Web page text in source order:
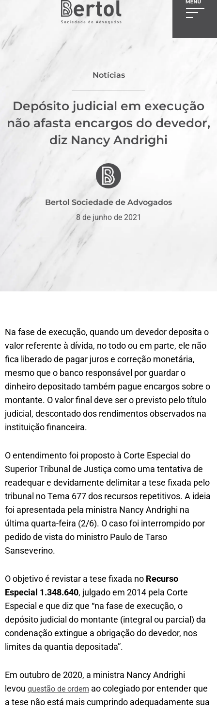
Notícias
Depósito judicial em execução
não afasta encargos do devedor,
diz Nancy Andrighi
Bertol Sociedade de Advogados
8 de junho de 2021
Na fase de execução, quando um devedor deposita o
valor referente à dívida, no todo ou em parte, ele não
fica liberado de pagar juros e correção monetária,
mesmo que o banco responsável por guardar o
dinheiro depositado também pague encargos sobre o
montante. O valor final deve ser o previsto pelo título
judicial, descontado dos rendimentos observados na
instituição financeira.
O entendimento foi proposto à Corte Especial do
Superior Tribunal de Justiça como uma tentativa de
readequar e devidamente delimitar a tese fixada pelo
tribunal no Tema 677 dos recursos repetitivos. A ideia
foi apresentada pela ministra Nancy Andrighi na
última quarta-feira (2/6). O caso foi interrompido por
pedido de vista do ministro Paulo de Tarso
Sanseverino.
O objetivo é revistar a tese fixada no Recurso
Especial 1.348.640, julgado em 2014 pela Corte
Especial e que diz que “na fase de execução, o
depósito judicial do montante (integral ou parcial) da
condenação extingue a obrigação do devedor, nos
limites da quantia depositada”.
Em outubro de 2020, a ministra Nancy Andrighi
levou questão de ordem ao colegiado por entender que
a tese não está mais cumprindo adequadamente sua